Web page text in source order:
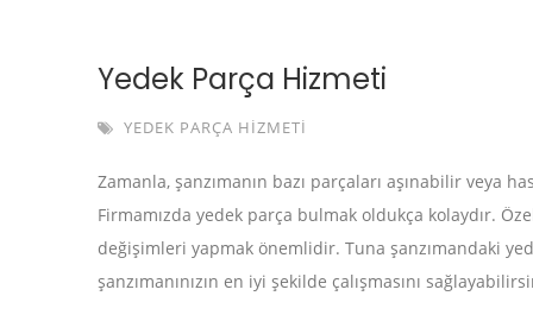
Yedek Parça Hizmeti
YEDEK PARÇA HIZMETI
Zamanla, şanzımanın bazı parçaları aşınabilir veya
Firmamızda yedek parça bulmak oldukça kolaydır.
değişimleri yapmak önemlidir. Tuna şanzımandaki
şanzımanınızın en iyi şekilde çalışmasını